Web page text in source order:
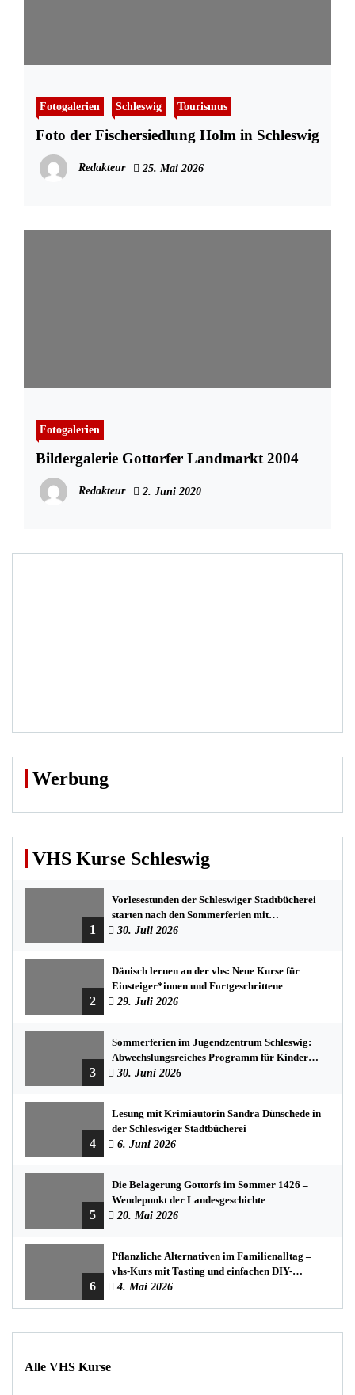
Fotogalerien Schleswig Tourismus
Foto der Fischersiedlung Holm in Schleswig
Redakteur 25. Mai 2026
Fotogalerien
Bildergalerie Gottorfer Landmarkt 2004
Redakteur 2. Juni 2020
Werbung
VHS Kurse Schleswig
1
Vorlesestunden der Schleswiger Stadtbücherei
starten nach den Sommerferien mit
spannenden Geschichten
30. Juli 2026
2
Dänisch lernen an der vhs: Neue Kurse für
Einsteiger*innen und Fortgeschrittene
29. Juli 2026
3
Sommerferien im Jugendzentrum Schleswig:
Abwechslungsreiches Programm für Kinder
und Jugendliche
30. Juni 2026
4
Lesung mit Krimiautorin Sandra Dünschede in
der Schleswiger Stadtbücherei
6. Juni 2026
5
Die Belagerung Gottorfs im Sommer 1426 –
Wendepunkt der Landesgeschichte
20. Mai 2026
6
Pflanzliche Alternativen im Familienalltag –
vhs-Kurs mit Tasting und einfachen DIY-
Rezepten
4. Mai 2026
Alle VHS Kurse